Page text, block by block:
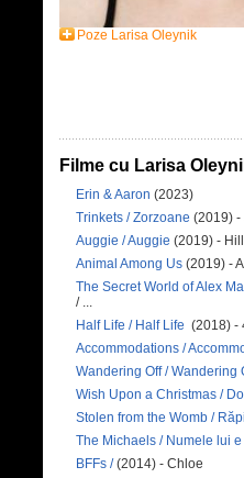
Poze Larisa Oleynik
Filme cu Larisa
Erin & Aaron (2023)
Trinkets / Zorzoane (2019) -
Auggie / Auggie (2019) -
Animal Among Us (2019) -
The Secret World of Alex
/ ...
Half Life / Half Life (2018) -
Accommodations /
Wandering Off / Wandering
Wish Upon a Christmas /
Stolen from the Womb /
The Michaels / Numele lui e
BFFs /(2014) - Chloe